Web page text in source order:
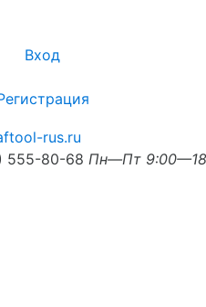
Вход
555-80-68 Пн—Пт